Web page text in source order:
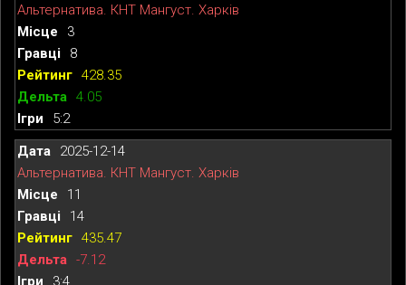
Альтернатива. КНТ Мангуст. Харків
3
8
428.35
4.05
5:2
2025-12-14
Альтернатива. КНТ Мангуст. Харків
11
14
435.47
-7.12
3:4